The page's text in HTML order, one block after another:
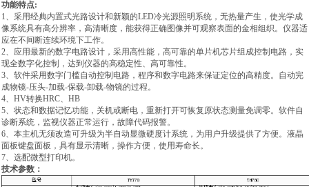
功能特点:
1、采用经典内置式光路设计和新颖的LED冷光源照明系统，无热量产生，使光学成
像系统具有高分辨率， 高清晰度， 能获得正确图像并可观察表面的金相组织。仪器适
应在不间断连续环境下工作。
2、应用最新的数字电路设计， 采用高性能，高可靠的单片机芯片组成控制电路，实
现全数字化控制，达到仪器的高稳定性、高可靠性。
3、软件采用数字门槛自动控制电路， 程序和数字电路来保证定位的高精度。自动完
成物镜-压头-加载-保载-卸载-物镜的过程。
4、HV转换HRC、HB
5、状态和数据记忆功能， 关机或断电， 重新打开可恢复原状态测量免调零。软件自
诊断系统，监视仪器正常运行， 故障代码报警。
6、本主机无须改造可升级为半自动显微硬度计系统， 为用户升级提供了方便。液晶
面板键盘面板， 具有显示清晰，操作方便，使用寿命长。
7、选配微型打印机。
技术参数：